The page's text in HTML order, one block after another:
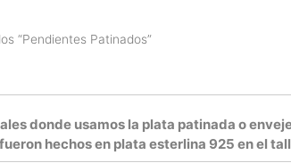
“Pendientes Patinados”
donde usamos la plata patinada o
hechos en plata esterlina 925 en el